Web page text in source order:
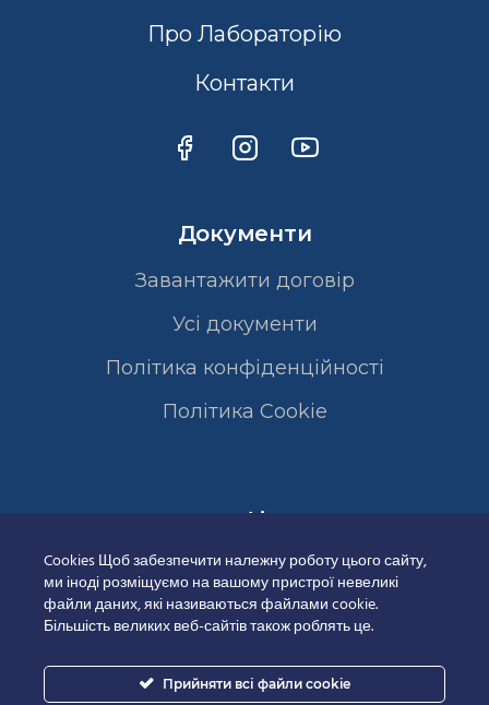
Про Лабораторію
Контакти
Документи
Завантажити договір
Усі документи
Політика конфіденційності
Полiтика Cookie
Сертифікати
Cookies Щоб забезпечити належну роботу цього сайту,
ми іноді розміщуємо на вашому пристрої невеликі
файли даних, які називаються файлами cookie.
Більшість великих веб-сайтів також роблять це.
Прийняти всі файли cookie